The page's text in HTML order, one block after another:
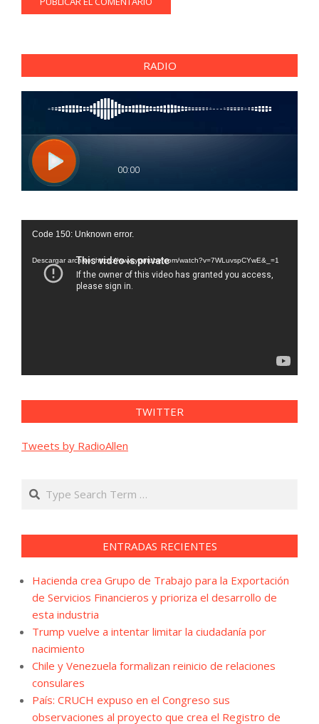
RADIO
Reproductor
vídeo
Code 150: Unknown error.
Descargar archivo: https://www.youtube.com/watch?v=7WLuvspCYwE&_=1
TWITTER
Tweets by RadioAllen
Search
ENTRADAS RECIENTES
Hacienda crea Grupo de Trabajo para la Exportación
de Servicios Financieros y prioriza el desarrollo de
esta industria
Trump vuelve a intentar limitar la ciudadanía por
nacimiento
Chile y Venezuela formalizan reinicio de relaciones
consulares
País: CRUCH expuso en el Congreso sus
observaciones al proyecto que crea el Registro de